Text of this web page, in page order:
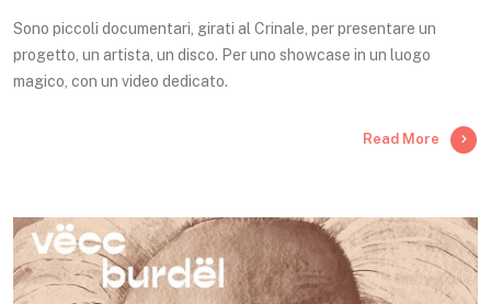
Sono piccoli documentari, girati al Crinale, per presentare un
progetto, un artista, un disco. Per uno showcase in un luogo
magico, con un video dedicato.
Read More